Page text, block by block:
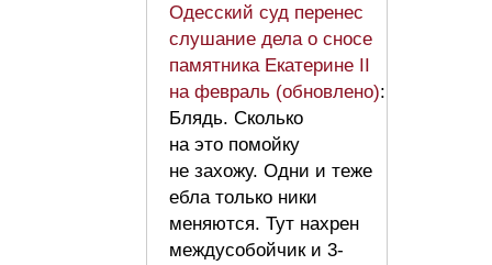
Одесский суд перенес
слушание дела о сносе
памятника Екатерине II
на февраль (обновлено):
Блядь. Сколько
на это помойку
не захожу. Одни и теже
ебла только ники
меняются. Тут нахрен
междусобойчик и 3-